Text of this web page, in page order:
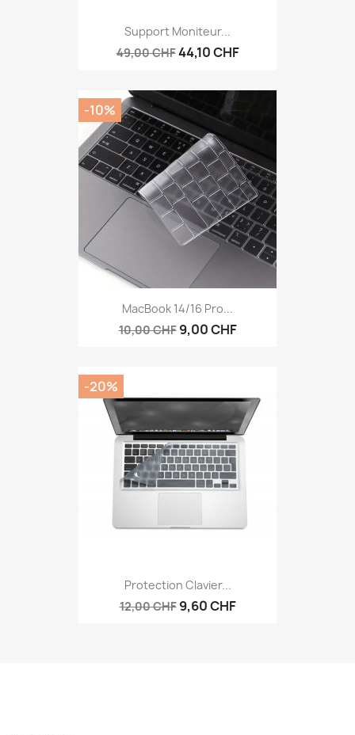
Support Moniteur...
49,00 CHF44,10 CHF
MacBook 14/16 Pro...
10,00 CHF 9,00 CHF
-10%
Protection Clavier...
12,00 CHF 9,60 CHF
-20%